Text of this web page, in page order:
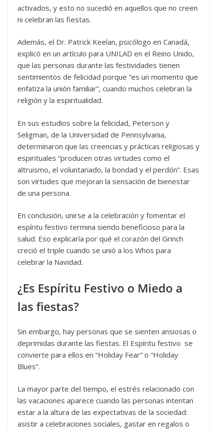
activados, y esto no sucedió en aquellos que no creen
ni celebran las fiestas.
Además, el Dr. Patrick Keelan, psicólogo en Canadá,
explicó en un artículo para UNILAD en el Reino Unido,
que las personas durante las festividades tienen
sentimientos de felicidad porque “es un momento que
enfatiza la unión familiar”, cuando muchos celebran la
religión y la espiritualidad.
En sus estudios sobre la felicidad, Peterson y
Seligman, de la Universidad de Pennsylvania,
determinaron que las creencias y prácticas religiosas y
espirituales “producen otras virtudes como el
altruismo, el voluntariado, la bondad y el perdón”. Esas
son virtudes que mejoran la sensación de bienestar
de una persona.
En conclusión, unirse a la celebración y fomentar el
espíritu festivo termina siendo beneficioso para la
salud. Eso explicaría por qué el corazón del Grinch
creció el triple cuando se unió a los Whos para
celebrar la Navidad.
¿Es Espíritu Festivo o Miedo a
las fiestas?
Sin embargo, hay personas que se sienten ansiosas o
deprimidas durante las fiestas. El Espíritu festivo se
convierte para ellos en “Holiday Fear” o “Holiday
Blues”.
La mayor parte del tiempo, el estrés relacionado con
las vacaciones aparece cuando las personas intentan
estar a la altura de las expectativas de la sociedad:
asistir a celebraciones sociales, gastar en regalos o